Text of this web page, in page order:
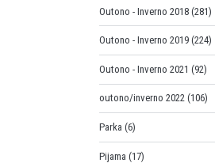
Outono - Inverno 2018 (281)
Outono - Inverno 2019 (224)
Outono - Inverno 2021 (92)
outono/inverno 2022 (106)
Parka (6)
Pijama (17)